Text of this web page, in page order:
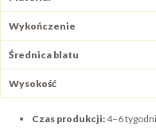
Wykończenie
Średnica blatu
Wysokość
Czas produkcji:4–6